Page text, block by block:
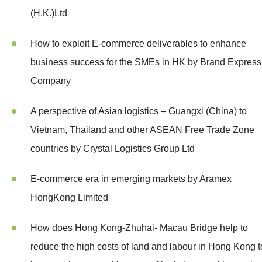
(H.K.)Ltd
How to exploit E-commerce deliverables to enhance
business success for the SMEs in HK by Brand Express
Company
A perspective of Asian logistics – Guangxi (China) to
Vietnam, Thailand and other ASEAN Free Trade Zone
countries by Crystal Logistics Group Ltd
E-commerce era in emerging markets by Aramex
HongKong Limited
How does Hong Kong-Zhuhai- Macau Bridge help to
reduce the high costs of land and labour in Hong Kong